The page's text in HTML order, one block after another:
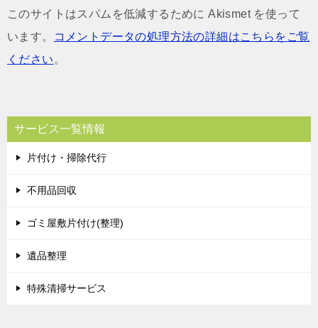
このサイトはスパムを低減するために Akismet を使って
います。
コメントデータの処理方法の詳細はこちらをご覧
ください 。
サービス一覧情報
片付け・掃除代行
不用品回収
ゴミ屋敷片付け(整理)
遺品整理
特殊清掃サービス